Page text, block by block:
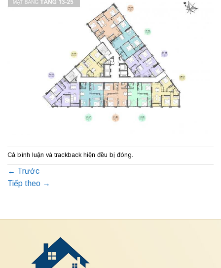
Cả bình luận và trackback hiện đều bị đóng.
← Trước
Tiếp theo →